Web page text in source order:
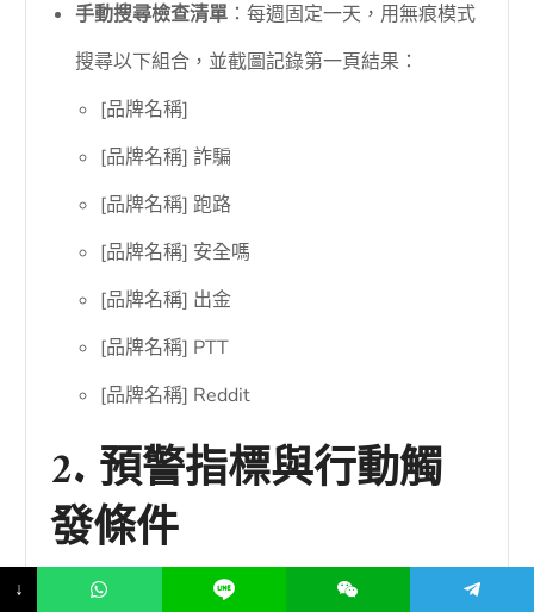
手動搜尋檢查清單 ：每週固定一天，用無痕模式
搜尋以下組合，並截圖記錄第一頁結果：
[品牌名稱]
[品牌名稱] 詐騙
[品牌名稱] 跑路
[品牌名稱] 安全嗎
[品牌名稱] 出金
[品牌名稱] PTT
[品牌名稱] Reddit
2. 預警指標與行動觸
發條件
不是每一篇負面農場文章都需要立刻反應。過度反
↓